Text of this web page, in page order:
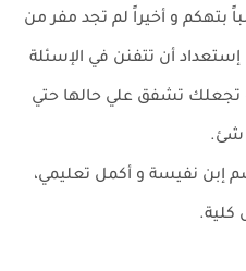
بتهكم و أخيراً لم تجد مفر من
أن تتفنن في الإسئلة
تجعلك تشفق علي حالها حتي
شئ.
إبن نفيسة و أكمل تعليمي،
كلية.